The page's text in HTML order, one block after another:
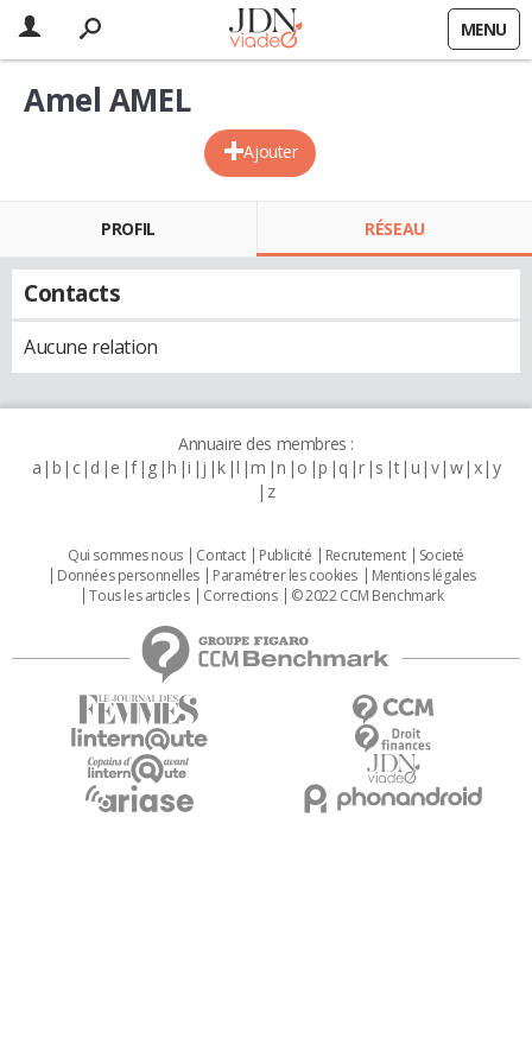
MENU
Ajouter
Amel AMEL
PROFIL RÉSEAU
Contacts
Aucune relation
Annuaire des membres :
a b c d e f g h i j k l m n o p q r s t u v w x y
z
Qui sommes nous Contact Publicité Recrutement
Societé
Données personnelles
Paramétrer les cookies
Mentions légales
Tous les articles
Corrections © 2022 CCM Benchmark